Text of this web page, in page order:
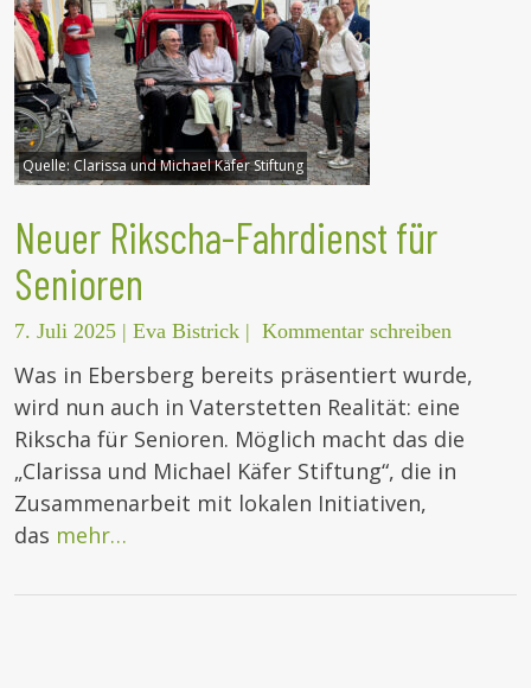
Quelle:Clarissa und Michael Käfer Stiftung
Neuer Rikscha-Fahrdienst für
Senioren
7. Juli 2025 | Eva Bistrick | Kommentar schreiben
Was in Ebersberg bereits präsentiert wurde,
wird nun auch in Vaterstetten Realität: eine
Rikscha für Senioren. Möglich macht das die
„Clarissa und Michael Käfer Stiftung“, die in
Zusammenarbeit mit lokalen Initiativen,
das mehr…